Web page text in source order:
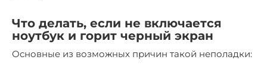
Что делать, если не включается
ноутбук и горит черный экран
Основные из возможных причин такой неполадки: